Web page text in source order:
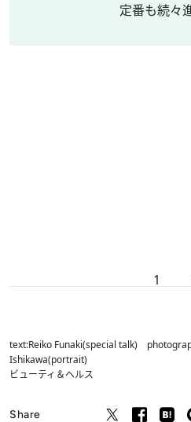
定番も続々
1
text:Reiko Funaki(special talk)
Ishikawa(portrait)
ビューティ＆ヘルス
Share